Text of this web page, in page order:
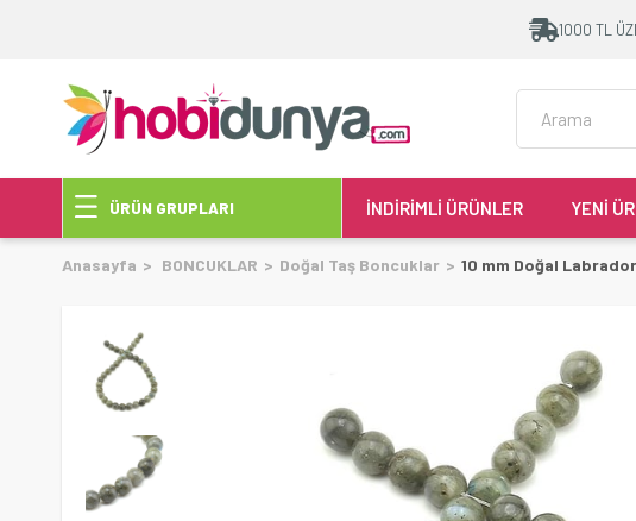
1000 TL
ÜRÜN GRUPLARI İNDİRİMLİ ÜRÜNLER YENİ
Anasayfa BONCUKLAR Doğal Taş Boncuklar 10 mm Doğal